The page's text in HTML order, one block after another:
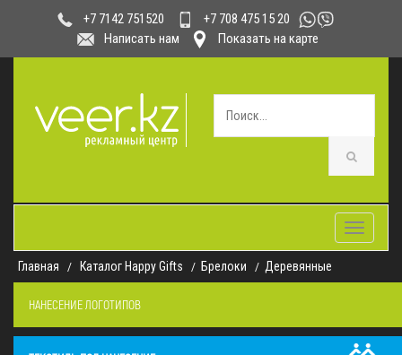
+7 7142 751520
+7 708 475 15 20
Написать нам
Показать на карте
Toggle
Главная
Каталог Happy Gifts Брелоки Деревянные
НАНЕСЕНИЕ ЛОГОТИПОВ